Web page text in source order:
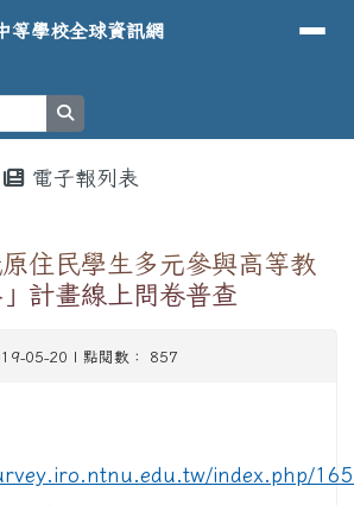
高級中等學校全球資
等學校全球資訊網
電子報列表
原住民學生多元參與高等教
計畫線上問卷普查
05-20 | 點閱數： 857
index.php/